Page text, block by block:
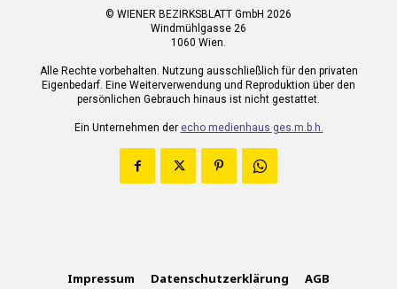
© WIENER BEZIRKSBLATT GmbH 2026
Windmühlgasse 26
1060 Wien.
Alle Rechte vorbehalten. Nutzung ausschließlich für den privaten
Eigenbedarf. Eine Weiterverwendung und Reproduktion über den
persönlichen Gebrauch hinaus ist nicht gestattet.
Ein Unternehmen der echo medienhaus ges.m.b.h.
Impressum Datenschutzerklärung AGB